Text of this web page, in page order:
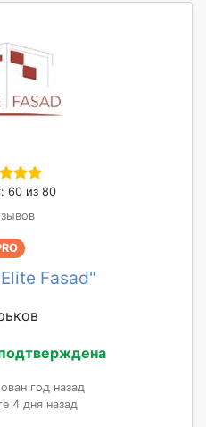
60 из 80
Fasad"
год назад
4 дня назад